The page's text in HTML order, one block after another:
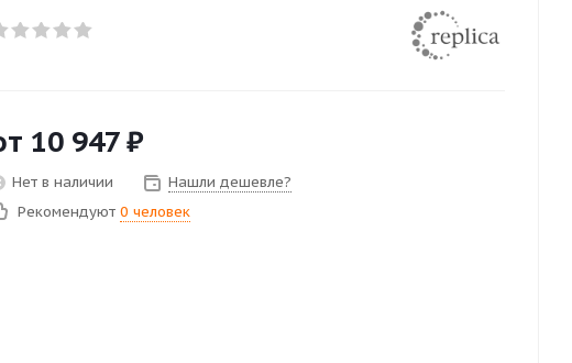
10 947₽
Нет в наличии
Нашли дешевле?
Рекомендуют 0 человек